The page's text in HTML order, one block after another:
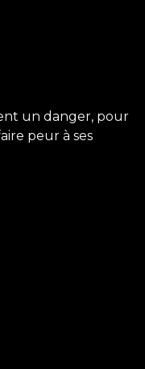
un danger, pour
peur à ses